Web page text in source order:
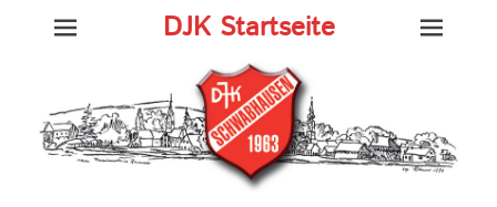
DJK Startseite